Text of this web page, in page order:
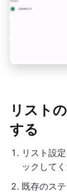
リスト
する
リスト設
ックして
既存のス